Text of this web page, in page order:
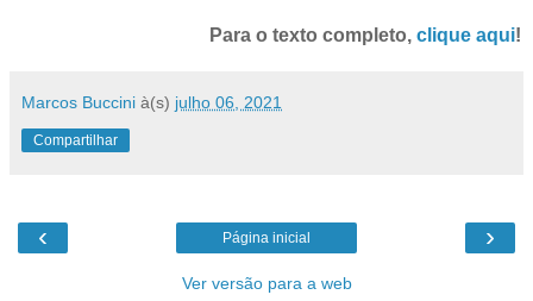
Para o texto completo, clique aqui!
Marcos Buccini à(s) julho 06, 2021
Compartilhar
‹ ›
Página inicial
Ver versão para a web